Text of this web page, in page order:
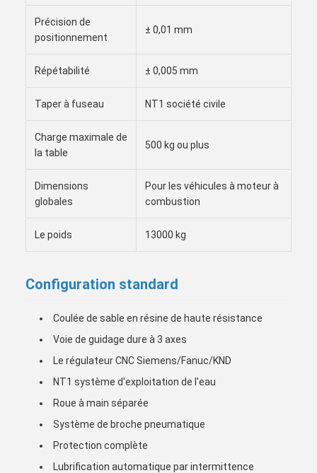
Précision de
positionnement
± 0,01 mm
Répétabilité ± 0,005 mm
Taper à fuseau NT1 société civile
Charge maximale de
la table
500 kg ou plus
Dimensions
globales
Pour les véhicules à moteur à
combustion
Le poids 13000 kg
Configuration standard
Coulée de sable en résine de haute résistance
Voie de guidage dure à 3 axes
Le régulateur CNC Siemens/Fanuc/KND
NT1 système d'exploitation de l'eau
Roue à main séparée
Système de broche pneumatique
Protection complète
Lubrification automatique par intermittence